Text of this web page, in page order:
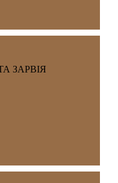
ЗАРВІЯ